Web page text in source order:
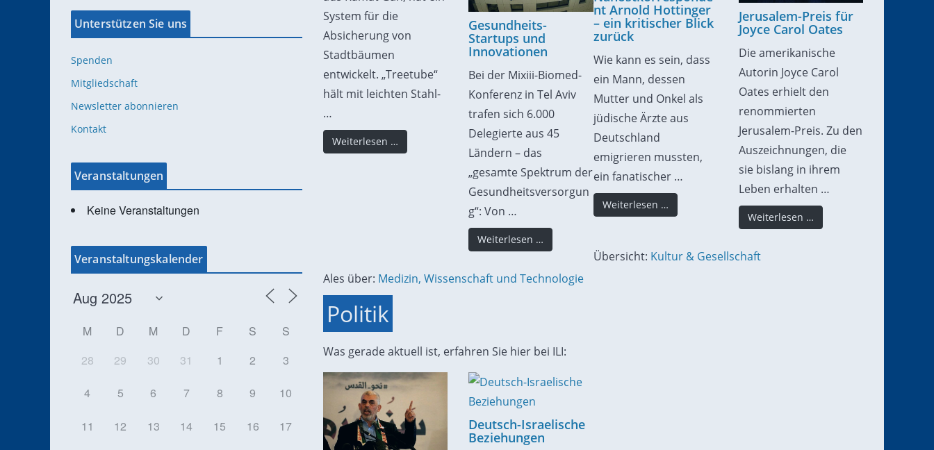
System für die
Absicherung von
Stadtbäumen
entwickelt. „Treetube“
hält mit leichten Stahl-
…
Weiterlesen …
Gesundheits-
Startups und
Innovationen
Bei der Mixiii-Biomed-
Konferenz in Tel Aviv
trafen sich 6.000
Delegierte aus 45
Ländern – das
„gesamte Spektrum der
Gesundheitsversorgun
g“: Von …
Weiterlesen …
Ales über: Medizin, Wissenschaft und Technologie
Politik
Was gerade aktuell ist, erfahren Sie hier bei ILI:
Deutsch-Israelische
Beziehungen
nt Arnold Hottinger
– ein kritischer Blick
zurück
Wie kann es sein, dass
ein Mann, dessen
Mutter und Onkel als
jüdische Ärzte aus
Deutschland
emigrieren mussten,
ein fanatischer …
Weiterlesen …
Jerusalem-Preis für
Joyce Carol Oates
Die amerikanische
Autorin Joyce Carol
Oates erhielt den
renommierten
Jerusalem-Preis. Zu den
Auszeichnungen, die
sie bislang in ihrem
Leben erhalten …
Weiterlesen …
Übersicht: Kultur & Gesellschaft
Unterstützen Sie uns
Spenden
Mitgliedschaft
Newsletter abonnieren
Kontakt
Veranstaltungen
Keine Veranstaltungen
Veranstaltungskalender
M D M D F S
S
28
29 30 31 1 2 3
4 5 6 7 8 9 10
11 12 13 14 15 16 17